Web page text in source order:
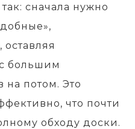
сначала нужно
большим
на потом. Это
что почти
обходу доски.